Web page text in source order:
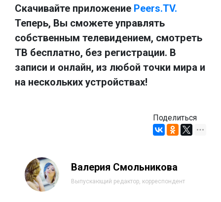
Скачивайте приложение Peers.TV.
Теперь, Вы сможете управлять
собственным телевидением, смотреть
ТВ бесплатно, без регистрации. В
записи и онлайн, из любой точки мира и
на нескольких устройствах!
Поделиться
Валерия Смольникова
Выпускающий редактор, корреспондент